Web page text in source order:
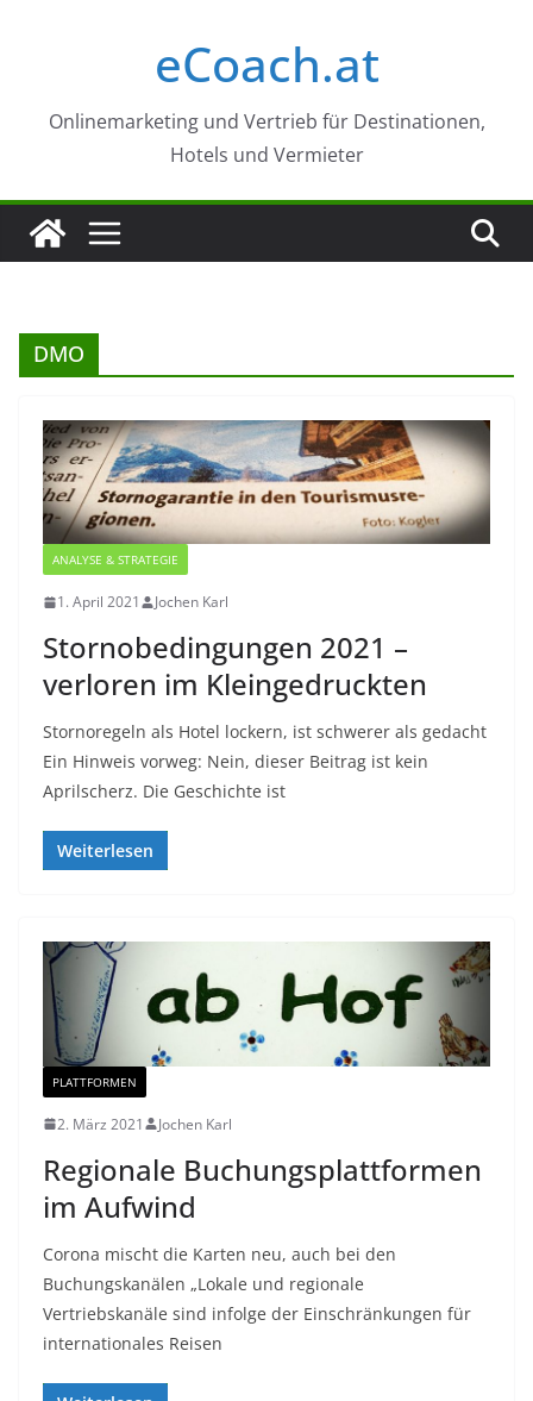
eCoach.at
Onlinemarketing und Vertrieb für Destinationen,
Hotels und Vermieter
DMO
ANALYSE & STRATEGIE
1. April 2021 Jochen Karl
Stornobedingungen 2021 –
verloren im Kleingedruckten
Stornoregeln als Hotel lockern, ist schwerer als gedacht
Ein Hinweis vorweg: Nein, dieser Beitrag ist kein
Aprilscherz. Die Geschichte ist
Weiterlesen
PLATTFORMEN
2. März 2021 Jochen Karl
Regionale Buchungsplattformen
im Aufwind
Corona mischt die Karten neu, auch bei den
Buchungskanälen „Lokale und regionale
Vertriebskanäle sind infolge der Einschränkungen für
internationales Reisen